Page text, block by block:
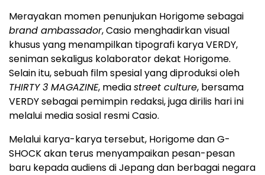
Merayakan momen penunjukan Horigome sebagai
brand ambassador, Casio menghadirkan visual
khusus yang menampilkan tipografi karya VERDY,
seniman sekaligus kolaborator dekat Horigome.
Selain itu, sebuah film spesial yang diproduksi oleh
THIRTY 3 MAGAZINE, mediastreet culture, bersama
VERDY sebagai pemimpin redaksi, juga dirilis hari ini
melalui media sosial resmi Casio.
Melalui karya-karya tersebut, Horigome dan G-
SHOCK akan terus menyampaikan pesan-pesan
baru kepada audiens di Jepang dan berbagai negara